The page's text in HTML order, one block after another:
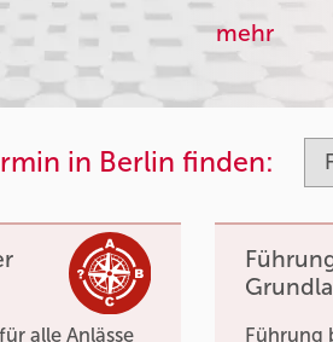
mehr
in Berlin finden:
alle Anlässe
Führung